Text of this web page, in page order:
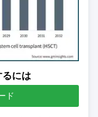
には
ド